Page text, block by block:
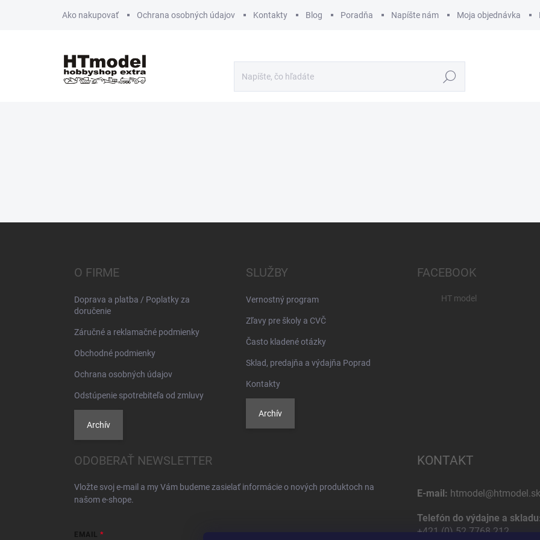
Ako nakupovať Ochrana osobných údajov Kontakty Blog Poradňa Napíšte nám Moja objednávka
Hľadať
O FIRME
Doprava a platba / Poplatky za
doručenie
Záručné a reklamačné podmienky
Obchodné podmienky
Ochrana osobných údajov
Odstúpenie spotrebiteľa od zmluvy
Archív
SLUŽBY
Vernostný program
Zľavy pre školy a CVČ
Často kladené otázky
Sklad, predajňa a výdajňa Poprad
Kontakty
Archív
FACEBOOK
HT model
ODOBERAŤ NEWSLETTER
Vložte svoj e-mail a my Vám budeme zasielať informácie o nových produktoch na
našom e-shope.
EMAIL
KONTAKT
E-mail: htmodel@htmodel.sk
Telefón do výdajne a
+421 (0) 52 7768 212